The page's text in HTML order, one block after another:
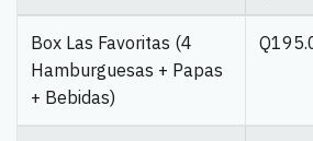
Box Las Favoritas (4
Hamburguesas + Papas
+ Bebidas)